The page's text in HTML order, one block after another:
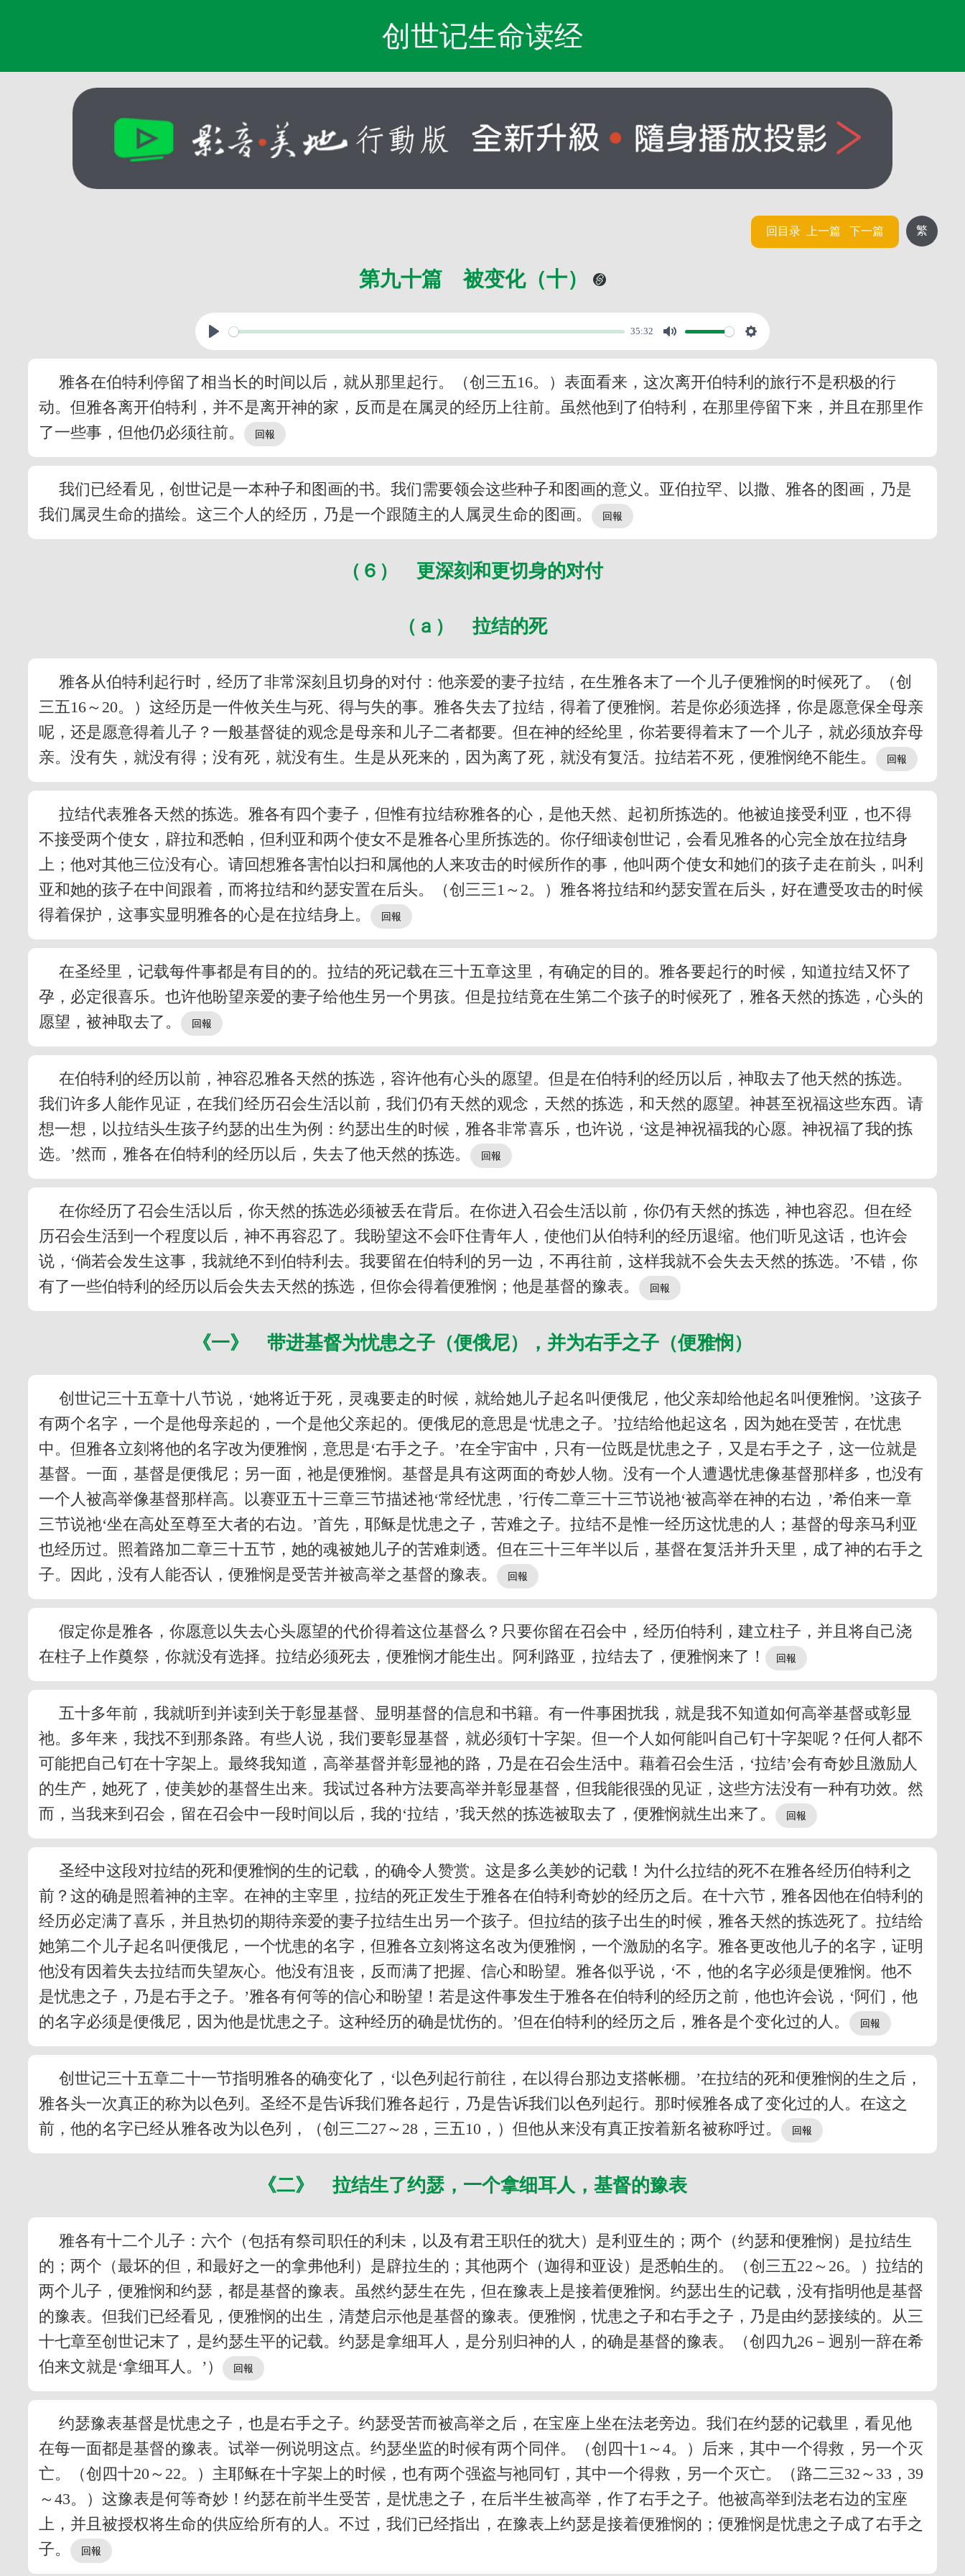
创世记生命读经
繁
回目录 上一篇 下一篇
第九十篇 被变化（十）
35:32
雅各在伯特利停留了相当长的时间以后，就从那里起行。（创三五16。）表面看来，这次离开伯特利的旅行不是积极的行
动。但雅各离开伯特利，并不是离开神的家，反而是在属灵的经历上往前。虽然他到了伯特利，在那里停留下来，并且在那里作
了一些事，但他仍必须往前。
我们已经看见，创世记是一本种子和图画的书。我们需要领会这些种子和图画的意义。亚伯拉罕、以撒、雅各的图画，乃是
我们属灵生命的描绘。这三个人的经历，乃是一个跟随主的人属灵生命的图画。
（６） 更深刻和更切身的对付
（ａ） 拉结的死
雅各从伯特利起行时，经历了非常深刻且切身的对付：他亲爱的妻子拉结，在生雅各末了一个儿子便雅悯的时候死了。（创
三五16～20。）这经历是一件攸关生与死、得与失的事。雅各失去了拉结，得着了便雅悯。若是你必须选择，你是愿意保全母亲
呢，还是愿意得着儿子？一般基督徒的观念是母亲和儿子二者都要。但在神的经纶里，你若要得着末了一个儿子，就必须放弃母
亲。没有失，就没有得；没有死，就没有生。生是从死来的，因为离了死，就没有复活。拉结若不死，便雅悯绝不能生。
拉结代表雅各天然的拣选。雅各有四个妻子，但惟有拉结称雅各的心，是他天然、起初所拣选的。他被迫接受利亚，也不得
不接受两个使女，辟拉和悉帕，但利亚和两个使女不是雅各心里所拣选的。你仔细读创世记，会看见雅各的心完全放在拉结身
上；他对其他三位没有心。请回想雅各害怕以扫和属他的人来攻击的时候所作的事，他叫两个使女和她们的孩子走在前头，叫利
亚和她的孩子在中间跟着，而将拉结和约瑟安置在后头。（创三三1～2。）雅各将拉结和约瑟安置在后头，好在遭受攻击的时候
得着保护，这事实显明雅各的心是在拉结身上。
在圣经里，记载每件事都是有目的的。拉结的死记载在三十五章这里，有确定的目的。雅各要起行的时候，知道拉结又怀了
孕，必定很喜乐。也许他盼望亲爱的妻子给他生另一个男孩。但是拉结竟在生第二个孩子的时候死了，雅各天然的拣选，心头的
愿望，被神取去了。
在伯特利的经历以前，神容忍雅各天然的拣选，容许他有心头的愿望。但是在伯特利的经历以后，神取去了他天然的拣选。
我们许多人能作见证，在我们经历召会生活以前，我们仍有天然的观念，天然的拣选，和天然的愿望。神甚至祝福这些东西。请
想一想，以拉结头生孩子约瑟的出生为例：约瑟出生的时候，雅各非常喜乐，也许说，‘这是神祝福我的心愿。神祝福了我的拣
选。’然而，雅各在伯特利的经历以后，失去了他天然的拣选。
在你经历了召会生活以后，你天然的拣选必须被丢在背后。在你进入召会生活以前，你仍有天然的拣选，神也容忍。但在经
历召会生活到一个程度以后，神不再容忍了。我盼望这不会吓住青年人，使他们从伯特利的经历退缩。他们听见这话，也许会
说，‘倘若会发生这事，我就绝不到伯特利去。我要留在伯特利的另一边，不再往前，这样我就不会失去天然的拣选。’不错，你
有了一些伯特利的经历以后会失去天然的拣选，但你会得着便雅悯；他是基督的豫表。
《一》 带进基督为忧患之子（便俄尼），并为右手之子（便雅悯）
创世记三十五章十八节说，‘她将近于死，灵魂要走的时候，就给她儿子起名叫便俄尼，他父亲却给他起名叫便雅悯。’这孩子
有两个名字，一个是他母亲起的，一个是他父亲起的。便俄尼的意思是‘忧患之子。’拉结给他起这名，因为她在受苦，在忧患
中。但雅各立刻将他的名字改为便雅悯，意思是‘右手之子。’在全宇宙中，只有一位既是忧患之子，又是右手之子，这一位就是
基督。一面，基督是便俄尼；另一面，祂是便雅悯。基督是具有这两面的奇妙人物。没有一个人遭遇忧患像基督那样多，也没有
一个人被高举像基督那样高。以赛亚五十三章三节描述祂‘常经忧患，’行传二章三十三节说祂‘被高举在神的右边，’希伯来一章
三节说祂‘坐在高处至尊至大者的右边。’首先，耶稣是忧患之子，苦难之子。拉结不是惟一经历这忧患的人；基督的母亲马利亚
也经历过。照着路加二章三十五节，她的魂被她儿子的苦难刺透。但在三十三年半以后，基督在复活并升天里，成了神的右手之
子。因此，没有人能否认，便雅悯是受苦并被高举之基督的豫表。
假定你是雅各，你愿意以失去心头愿望的代价得着这位基督么？只要你留在召会中，经历伯特利，建立柱子，并且将自己浇
在柱子上作奠祭，你就没有选择。拉结必须死去，便雅悯才能生出。阿利路亚，拉结去了，便雅悯来了！
五十多年前，我就听到并读到关于彰显基督、显明基督的信息和书籍。有一件事困扰我，就是我不知道如何高举基督或彰显
祂。多年来，我找不到那条路。有些人说，我们要彰显基督，就必须钉十字架。但一个人如何能叫自己钉十字架呢？任何人都不
可能把自己钉在十字架上。最终我知道，高举基督并彰显祂的路，乃是在召会生活中。藉着召会生活，‘拉结’会有奇妙且激励人
的生产，她死了，使美妙的基督生出来。我试过各种方法要高举并彰显基督，但我能很强的见证，这些方法没有一种有功效。然
而，当我来到召会，留在召会中一段时间以后，我的‘拉结，’我天然的拣选被取去了，便雅悯就生出来了。
圣经中这段对拉结的死和便雅悯的生的记载，的确令人赞赏。这是多么美妙的记载！为什么拉结的死不在雅各经历伯特利之
前？这的确是照着神的主宰。在神的主宰里，拉结的死正发生于雅各在伯特利奇妙的经历之后。在十六节，雅各因他在伯特利的
经历必定满了喜乐，并且热切的期待亲爱的妻子拉结生出另一个孩子。但拉结的孩子出生的时候，雅各天然的拣选死了。拉结给
她第二个儿子起名叫便俄尼，一个忧患的名字，但雅各立刻将这名改为便雅悯，一个激励的名字。雅各更改他儿子的名字，证明
他没有因着失去拉结而失望灰心。他没有沮丧，反而满了把握、信心和盼望。雅各似乎说，‘不，他的名字必须是便雅悯。他不
是忧患之子，乃是右手之子。’雅各有何等的信心和盼望！若是这件事发生于雅各在伯特利的经历之前，他也许会说，‘阿们，他
的名字必须是便俄尼，因为他是忧患之子。这种经历的确是忧伤的。’但在伯特利的经历之后，雅各是个变化过的人。
创世记三十五章二十一节指明雅各的确变化了，‘以色列起行前往，在以得台那边支搭帐棚。’在拉结的死和便雅悯的生之后，
雅各头一次真正的称为以色列。圣经不是告诉我们雅各起行，乃是告诉我们以色列起行。那时候雅各成了变化过的人。在这之
前，他的名字已经从雅各改为以色列，（创三二27～28，三五10，）但他从来没有真正按着新名被称呼过。
《二》 拉结生了约瑟，一个拿细耳人，基督的豫表
雅各有十二个儿子：六个（包括有祭司职任的利未，以及有君王职任的犹大）是利亚生的；两个（约瑟和便雅悯）是拉结生
的；两个（最坏的但，和最好之一的拿弗他利）是辟拉生的；其他两个（迦得和亚设）是悉帕生的。（创三五22～26。）拉结的
两个儿子，便雅悯和约瑟，都是基督的豫表。虽然约瑟生在先，但在豫表上是接着便雅悯。约瑟出生的记载，没有指明他是基督
的豫表。但我们已经看见，便雅悯的出生，清楚启示他是基督的豫表。便雅悯，忧患之子和右手之子，乃是由约瑟接续的。从三
十七章至创世记末了，是约瑟生平的记载。约瑟是拿细耳人，是分别归神的人，的确是基督的豫表。（创四九26－迥别一辞在希
伯来文就是‘拿细耳人。’）
约瑟豫表基督是忧患之子，也是右手之子。约瑟受苦而被高举之后，在宝座上坐在法老旁边。我们在约瑟的记载里，看见他
在每一面都是基督的豫表。试举一例说明这点。约瑟坐监的时候有两个同伴。（创四十1～4。）后来，其中一个得救，另一个灭
亡。（创四十20～22。）主耶稣在十字架上的时候，也有两个强盗与祂同钉，其中一个得救，另一个灭亡。（路二三32～33，39
～43。）这豫表是何等奇妙！约瑟在前半生受苦，是忧患之子，在后半生被高举，作了右手之子。他被高举到法老右边的宝座
上，并且被授权将生命的供应给所有的人。不过，我们已经指出，在豫表上约瑟是接着便雅悯的；便雅悯是忧患之子成了右手之
子。